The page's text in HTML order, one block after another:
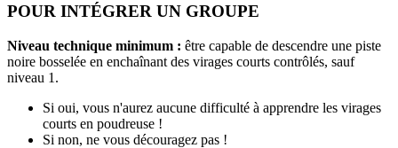
POUR INTÉGRER UN GROUPE
Niveau technique minimum : être capable de descendre une piste
noire bosselée en enchaînant des virages courts contrôlés, sauf
niveau 1.
Si oui, vous n'aurez aucune difficulté à apprendre les virages
courts en poudreuse !
Si non, ne vous découragez pas !